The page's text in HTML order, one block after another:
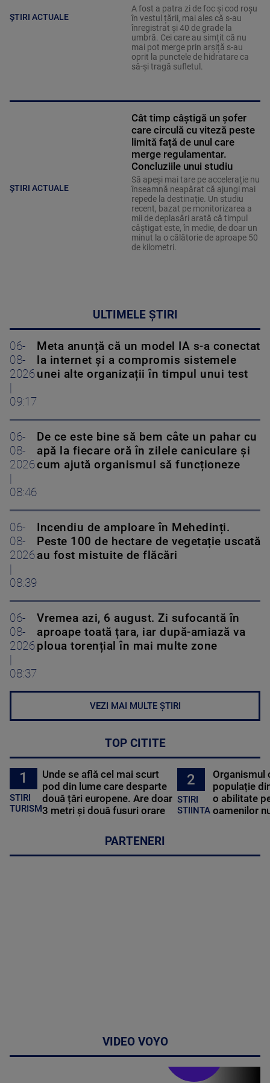
ȘTIRI ACTUALE
A fost a patra zi de foc și cod roșu
în vestul țării, mai ales că s-au
înregistrat și 40 de grade la
umbră. Cei care au simțit că nu
mai pot merge prin arșiță s-au
oprit la punctele de hidratare ca
să-și tragă sufletul.
ȘTIRI ACTUALE
Cât timp câștigă un șofer
care circulă cu viteză peste
limită față de unul care
merge regulamentar.
Concluziile unui studiu
Să apeși mai tare pe accelerație nu
înseamnă neapărat că ajungi mai
repede la destinație. Un studiu
recent, bazat pe monitorizarea a
mii de deplasări arată că timpul
câștigat este, în medie, de doar un
minut la o călătorie de aproape 50
de kilometri.
ULTIMELE ȘTIRI
06-
08-
2026
09:17
Meta anunță că un model IA s-a conectat
la internet și a compromis sistemele
unei alte organizații în timpul unui test
06-
08-
2026
08:46
De ce este bine să bem câte un pahar cu
apă la fiecare oră în zilele caniculare și
cum ajută organismul să funcționeze
06-
08-
2026
08:39
Incendiu de amploare în Mehedinți.
Peste 100 de hectare de vegetație uscată
au fost mistuite de flăcări
06-
08-
2026
08:37
Vremea azi, 6 august. Zi sufocantă în
aproape toată țara, iar după-amiază va
ploua torențial în mai multe zone
VEZI MAI MULTE ȘTIRI
TOP CITITE
1
STIRI
TURISM
Unde se află cel mai scurt
pod din lume care desparte
două țări europene. Are doar
3 metri și două fusuri orare
2
STIRI
STIINTA
Organismul
populație
o abilitate
oamenilor
PARTENERI
VIDEO VOYO